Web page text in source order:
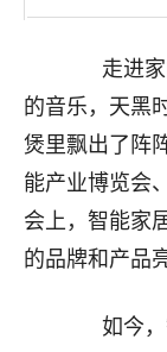
走进家
的音乐，天黑
煲里飘出了阵
能产业博览会
会上，智能家
的品牌和产品
如今，